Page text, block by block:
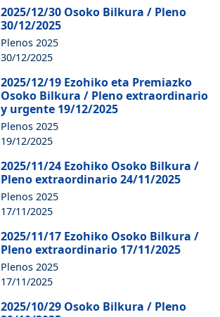
2025/12/30 Osoko Bilkura / Pleno
30/12/2025
Plenos 2025
30/12/2025
2025/12/19 Ezohiko eta Premiazko
Osoko Bilkura / Pleno extraordinario
y urgente 19/12/2025
Plenos 2025
19/12/2025
2025/11/24 Ezohiko Osoko Bilkura /
Pleno extraordinario 24/11/2025
Plenos 2025
17/11/2025
2025/11/17 Ezohiko Osoko Bilkura /
Pleno extraordinario 17/11/2025
Plenos 2025
17/11/2025
2025/10/29 Osoko Bilkura / Pleno